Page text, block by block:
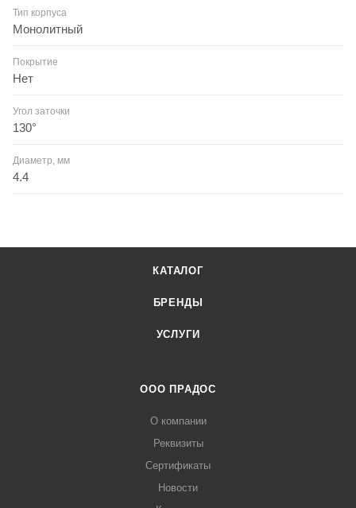
Тип корпуса
Монолитный
Покрытие
Нет
Угол заточки
130°
Диаметр, мм
4.4
КАТАЛОГ
БРЕНДЫ
УСЛУГИ
ООО ПРАДОС
О компании
Реквизиты
Сертификаты
Новости